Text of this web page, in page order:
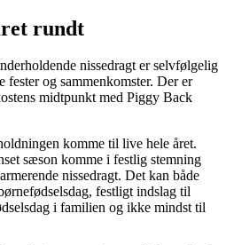
rundt
nissedragt er selvfølgelig
fester og sammenkomster. Der er
midtpunkt med Piggy Back
komme til live hele året.
sæson komme i festlig stemning
nissedragt. Det kan både
festligt indslag til
i familien og ikke mindst til